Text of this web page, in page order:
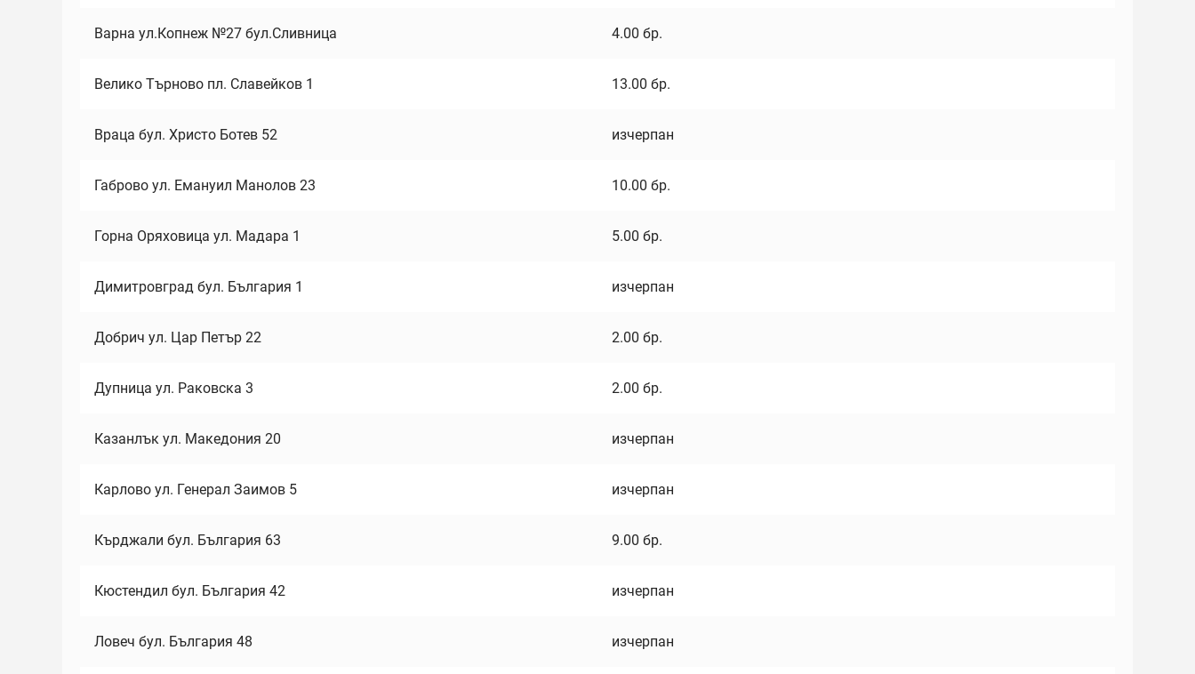
Варна ул.Копнеж №27 бул.Сливница 4.00 бр.
Велико Търново пл. Славейков 1 13.00 бр.
Враца бул. Христо Ботев 52 изчерпан
Габрово ул. Емануил Манолов 23 10.00 бр.
Горна Оряховица ул. Мадара 1 5.00 бр.
Димитровград бул. България 1 изчерпан
Добрич ул. Цар Петър 22 2.00 бр.
Дупница ул. Раковска 3 2.00 бр.
Казанлък ул. Македония 20 изчерпан
Карлово ул. Генерал Заимов 5 изчерпан
Кърджали бул. България 63 9.00 бр.
Кюстендил бул. България 42 изчерпан
Ловеч бул. България 48 изчерпан